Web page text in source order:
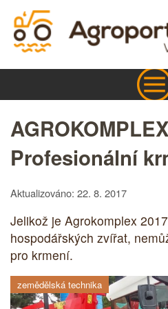
Profesionální
Aktualizováno: 22. 8. 2017
Jelikož je Agrokomplex
hospodářských zvířat,
pro krmení.
zemědělská technika